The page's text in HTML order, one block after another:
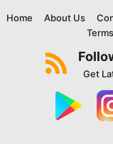
Home About Us
Get